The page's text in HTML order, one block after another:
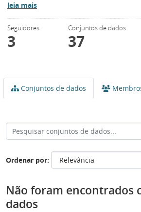
leia mais
Seguidores
3
Conjuntos de dados
37
Conjuntos de dados
Ordenar por
Não foram encontrados
dados